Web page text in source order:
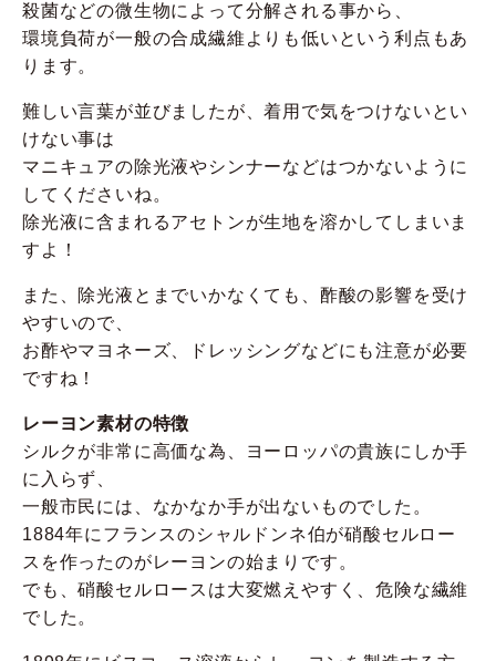
殺菌などの微生物によって分解される事から、
環境負荷が一般の合成繊維よりも低いという利点もあ
ります。
難しい言葉が並びましたが、着用で気をつけないとい
けない事は
マニキュアの除光液やシンナーなどはつかないように
してくださいね。
除光液に含まれるアセトンが生地を溶かしてしまいま
すよ！
また、除光液とまでいかなくても、酢酸の影響を受け
やすいので、
お酢やマヨネーズ、ドレッシングなどにも注意が必要
ですね！
レーヨン素材の特徴
シルクが非常に高価な為、ヨーロッパの貴族にしか手
に入らず、
一般市民には、なかなか手が出ないものでした。
1884年にフランスのシャルドンネ伯が硝酸セルロー
スを作ったのがレーヨンの始まりです。
でも、硝酸セルロースは大変燃えやすく、危険な繊維
でした。